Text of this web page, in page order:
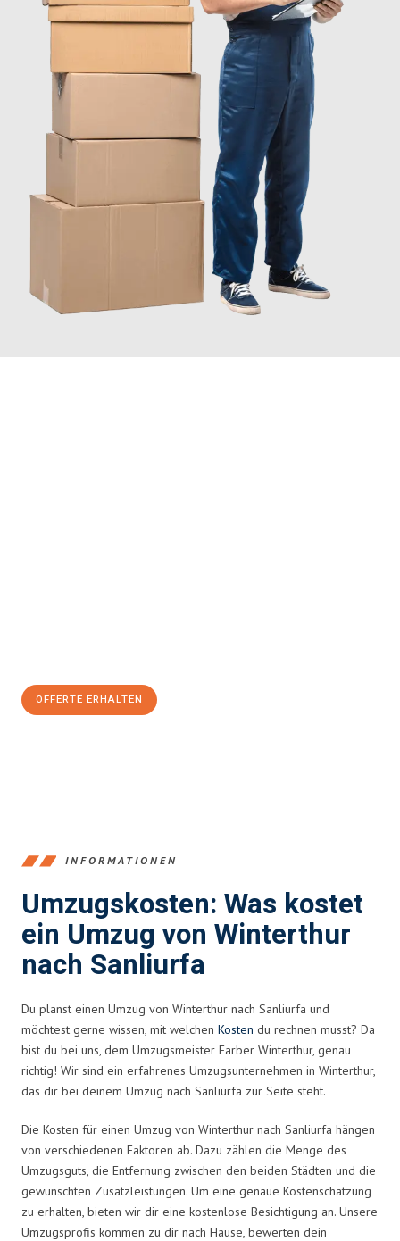
OFFERTE ERHALTEN
INFORMATIONEN
Umzugskosten: Was kostet
ein Umzug von Winterthur
nach Sanliurfa
Du planst einen Umzug von Winterthur nach Sanliurfa und
möchtest gerne wissen, mit welchen Kosten du rechnen musst? Da
bist du bei uns, dem Umzugsmeister Farber Winterthur, genau
richtig! Wir sind ein erfahrenes Umzugsunternehmen in Winterthur,
das dir bei deinem Umzug nach Sanliurfa zur Seite steht.
Die Kosten für einen Umzug von Winterthur nach Sanliurfa hängen
von verschiedenen Faktoren ab. Dazu zählen die Menge des
Umzugsguts, die Entfernung zwischen den beiden Städten und die
gewünschten Zusatzleistungen. Um eine genaue Kostenschätzung
zu erhalten, bieten wir dir eine kostenlose Besichtigung an. Unsere
Umzugsprofis kommen zu dir nach Hause, bewerten dein